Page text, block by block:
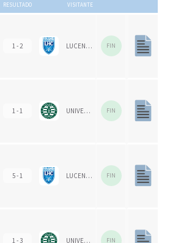
RESULTADO VISITANTE
1 - 2 LUCENTUM HC FIN
1 - 1 UNIVERSITAT D'ALACANT - SAN VICENTE "B" FIN
5 - 1 LUCENTUM HC FIN
1 - 3 UNIVERSITAT D'ALACANT - SAN VICENTE "B" FIN